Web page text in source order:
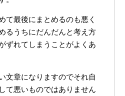
て最後にまとめるのも悪く
るうちにだんだんと考え方
ずれてしまうことがよくあ
文章になりますのでそれ自
て悪いものではありません